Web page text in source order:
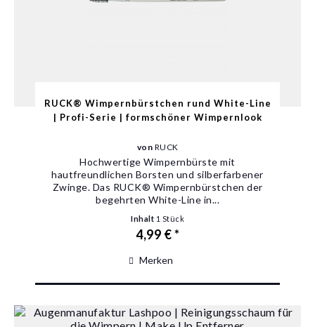
RUCK® Wimpernbürstchen rund White-Line
| Profi-Serie | formschöner Wimpernlook
von RUCK
Hochwertige Wimpernbürste mit
hautfreundlichen Borsten und silberfarbener
Zwinge. Das RUCK® Wimpernbürstchen der
begehrten White-Line in...
Inhalt 1 Stück
4,99 € *
Merken